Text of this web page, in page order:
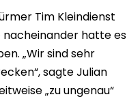
Tim Kleindienst
nacheinander hatte es
„Wir sind sehr
sagte Julian
„zu ungenau“